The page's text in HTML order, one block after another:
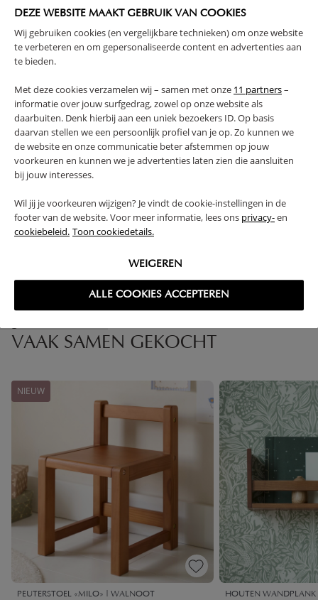
DEZE WEBSITE MAAKT GEBRUIK VAN COOKIES
Wij gebruiken cookies (en vergelijkbare technieken) om onze website
te verbeteren en om gepersonaliseerde content en advertenties aan
te bieden.
Met deze cookies verzamelen wij – samen met onze 11 partners–
informatie over jouw surfgedrag, zowel op onze website als
daarbuiten. Denk hierbij aan een uniek bezoekers ID. Op basis
daarvan stellen we een persoonlijk profiel van je op. Zo kunnen we
de website en onze communicatie beter afstemmen op jouw
voorkeuren en kunnen we je advertenties laten zien die aansluiten
bij jouw interesses.
Wil jij je voorkeuren wijzigen? Je vindt de cookie-instellingen in de
footer van de website. Voor meer informatie, lees ons privacy-en
cookiebeleid. Toon cookiedetails.
WEIGEREN
ALLE COOKIES ACCEPTEREN
SOLIDE CONSTRUCTIE
(Lees verder)
PRODUCTEIGENSCHAPPEN
PLUS- EN MINPUNTEN
FAQ
RETOUREN
VAAK SAMEN GEKOCHT
NIEUW
PEUTERSTOEL «MILO» | WALNOOT HOUTEN